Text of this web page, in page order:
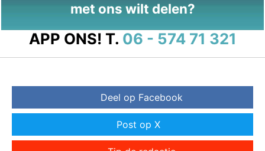
met ons wilt delen?
APP ONS! T. 06 - 574 71 321
Deel op Facebook
Post op X